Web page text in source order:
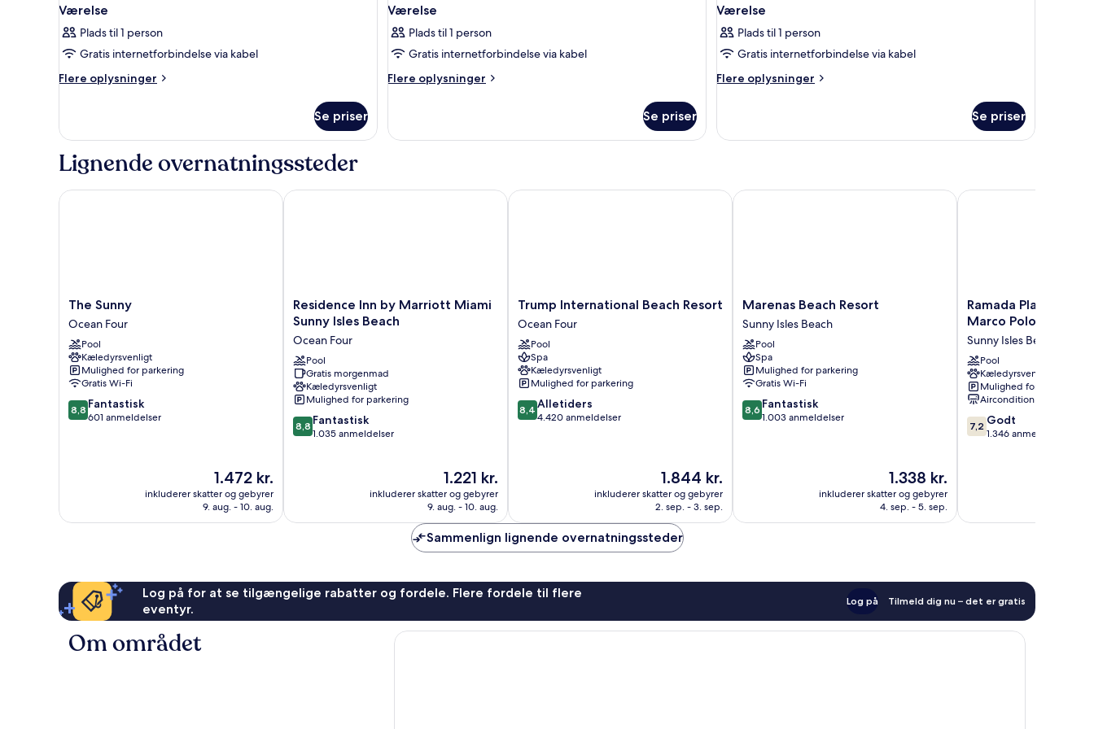
Værelse
Plads til 1 person
Gratis internetforbindelse via kabel
Flere oplysninger
Flere
Se priser
Værelse
Plads til 1 person
Gratis internetforbindelse via kabel
Flere oplysninger
Flere
Se priser
Værelse
Plads til 1 person
Gratis internetforbindelse via kabel
Flere oplysninger
Flere
Se priser
Lignende overnatningssteder
The
Sunny
Ocean
Four
The Sunny
Ocean Four
Pool
Kæledyrsvenligt
Mulighed for parkering
Gratis Wi-Fi
8.8
ud
8,8 Fantastisk
601 anmeldelser
Prisen
1.472 kr.
1.472 kr.
inkluderer skatter og gebyrer
9. aug. - 10. aug.
The Sunny
Residence
Inn
Marriott
Miami
Sunny
Isles
Beach
Ocean
Four
Residence Inn by Marriott Miami
Sunny Isles Beach
Ocean Four
Pool
Gratis morgenmad
Kæledyrsvenligt
Mulighed for parkering
8.8
ud
8,8 Fantastisk
1.035 anmeldelser
Prisen
1.221 kr.
1.221 kr.
inkluderer skatter og gebyrer
9. aug. - 10. aug.
Residence Inn by Marriott Miami Sunny Isles Beach
Trump
International
Beach
Resort
Ocean
Four
Trump International Beach Resort
Ocean Four
Pool
Spa
Kæledyrsvenligt
Mulighed for parkering
8.4
ud
8,4 Alletiders
4.420 anmeldelser
Prisen
er
1.844 kr.
1.844 kr.
inkluderer skatter og gebyrer
2. sep. - 3. sep.
Trump International Beach Resort
Marenas
Beach
Resort
Sunny
Isles
Beach
Marenas Beach Resort
Sunny Isles Beach
Pool
Spa
Mulighed for parkering
Gratis Wi-Fi
8.6
ud
8,6 Fantastisk
1.003 anmeldelser
Prisen
1.338 kr.
1.338 kr.
inkluderer skatter og gebyrer
4. sep. - 5. sep.
Marenas Beach Resort
Ramada
Plaza
Wyndham
Marco
Polo
Beach
Resort
Sunny
Isles
Ramada Plaza by
Marco Polo Beach
Sunny Isles Beach
Pool
Kæledyrsvenligt
Mulighed for parkering
Aircondition
7.2
ud
7,2 Godt
1.346 anmeldelser
Ramada Plaza by
Sammenlign lignende overnatningssteder
Log på for at se tilgængelige rabatter og fordele. Flere fordele til flere
eventyr.
Log på Tilmeld dig nu – det er gratis
Om området